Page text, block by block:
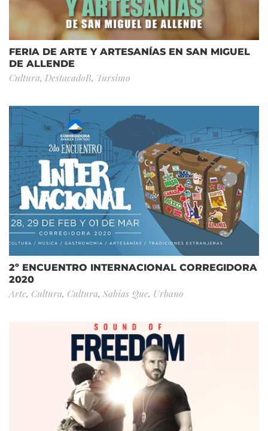
FERIA DE ARTE Y ARTESANÍAS EN SAN MIGUEL
DE ALLENDE
Cultura, DestacadoB, Tursimo
2º ENCUENTRO INTERNACIONAL CORREGIDORA
2020
Arte, Cultura, Cultura, Sabías Que, Urbano